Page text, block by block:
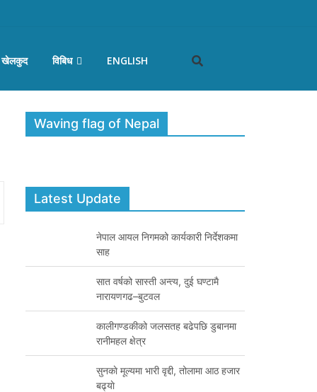
खेलकुद विबिध ENGLISH
Waving flag of Nepal
Latest Update
नेपाल आयल निगमको कार्यकारी निर्देशकमा
साह
सात वर्षको सास्ती अन्त्य, दुई घण्टामै
नारायणगढ–बुटवल
कालीगण्डकीको जलसतह बढेपछि डुबानमा
रानीमहल क्षेत्र
सुनकाे मूल्यमा भारी वृद्दी, तोलामा आठ हजार
बढ्याे